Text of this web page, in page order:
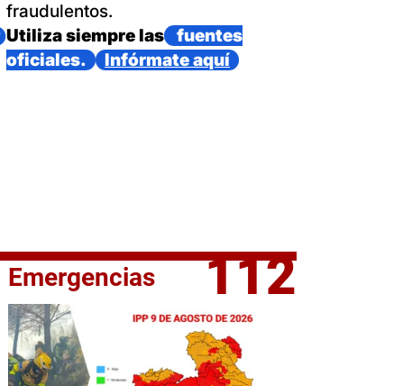
Ciclista CLM LEADER
fraudulentos.
Utiliza siempre las
fuentes
oficiales.
Infórmate aquí
Emergencias 112